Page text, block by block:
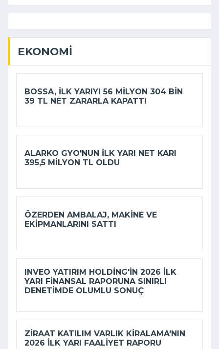
EKONOMI
BOSSA, ILK YARIYI 56 MILYON 304 BIN
39 TL NET ZARARLA KAPATTI
ALARKO GYO'NUN ILK YARI NET KARI
395,5 MILYON TL OLDU
ÖZERDEN AMBALAJ, MAKINE VE
EKIPMANLARINI SATTI
INVEO YATIRIM HOLDING'IN 2026 ILK
YARI FINANSAL RAPORUNA SINIRLI
DENETIMDE OLUMLU SONUÇ
ZIRAAT KATILIM VARLIK KIRALAMA'NIN
2026 ILK YARI FAALIYET RAPORU